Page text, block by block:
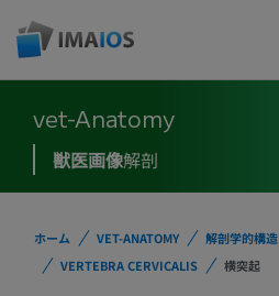
vet-Anatomy
獣医画像解剖
ホーム VET-ANATOMY 解剖学的構造
VERTEBRA CERVICALIS
横突起